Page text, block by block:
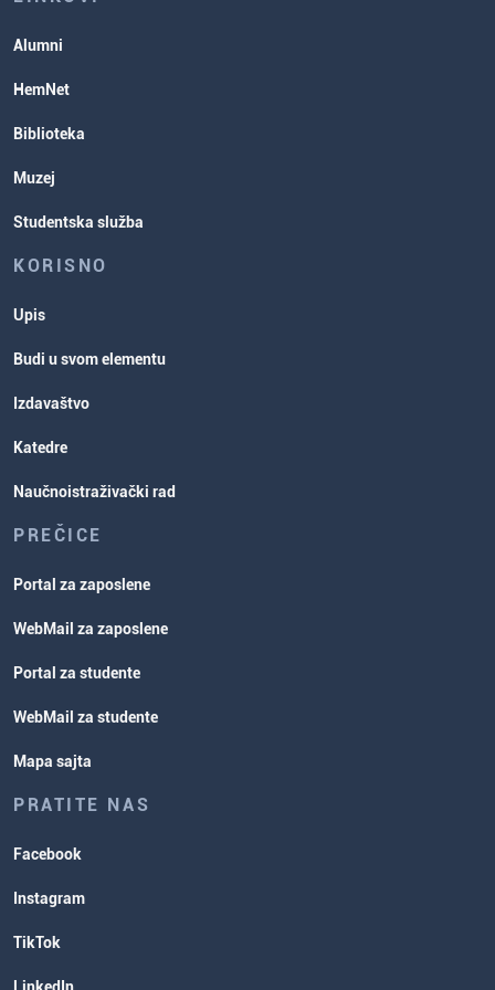
Alumni
HemNet
Biblioteka
Muzej
Studentska služba
KORISNO
Upis
Budi u svom elementu
Izdavaštvo
Katedre
Naučnoistraživački rad
PREČICE
Portal za zaposlene
WebMail za zaposlene
Portal za studente
WebMail za studente
Mapa sajta
PRATITE NAS
Facebook
Instagram
TikTok